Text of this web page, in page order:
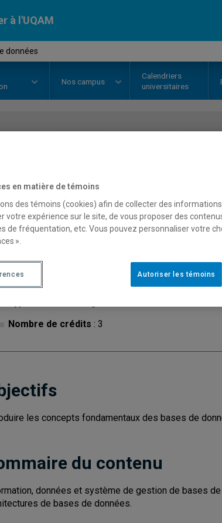
à l'UQAM
données
Nos campus
Calendriers
universitaires
Description Horaire - Été 2026
Cycle
Nombre de crédits : 3
les concepts fondamentaux des bases de
du contenu
données et système de gestion de bases
de bases de données.
en matière de témoins
des témoins (cookies) afin de collecter des
votre expérience sur le site, de vous proposer des
de fréquentation, etc. Vous pouvez personnaliser votre
».
Autoriser les témoins